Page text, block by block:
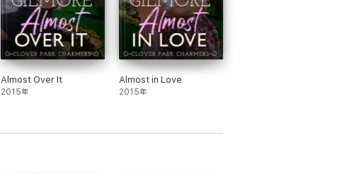
Almost Over It
2015年
Almost in Love
2015年